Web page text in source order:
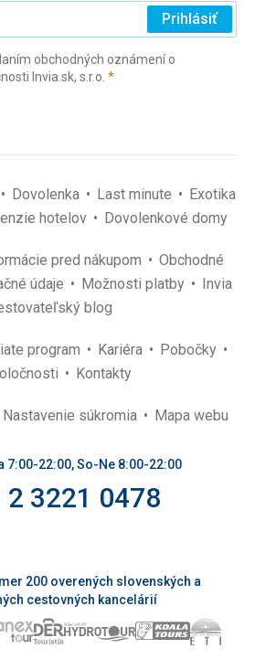
Prihlásiť
obchodných oznámení o
Invia.sk, s.r.o. *(povinné)
Dovolenka Last minute
Exotika
hotelov Dovolenkové domy
pred nákupom
Obchodné
údaje Možnosti platby
Invia
blog
program Kariéra
Pobočky
Kontakty
Nastavenie súkromia Mapa webu
7:00-22:00, So-Ne 8:00-22:00
2 3221 0478
200 overených slovenských a
cestovných kancelárií